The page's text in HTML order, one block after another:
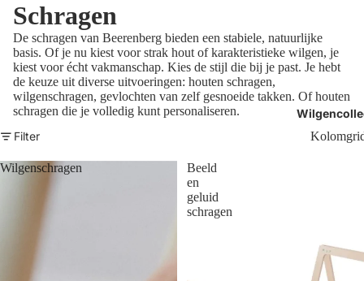
Schragen
De schragen van Beerenberg bieden een stabiele, natuurlijke
basis. Of je nu kiest voor strak hout of karakteristieke wilgen, je
kiest voor écht vakmanschap. Kies de stijl die bij je past. Je hebt
de keuze uit diverse uitvoeringen: houten schragen,
wilgenschragen, gevlochten van zelf gesnoeide takken. Of houten
schragen die je volledig kunt personaliseren.
Filter
Wilgenschragen
Beeld
en
geluid
schragen